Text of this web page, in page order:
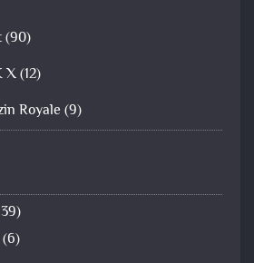
(90)
X(12)
Royale(9)
(6)